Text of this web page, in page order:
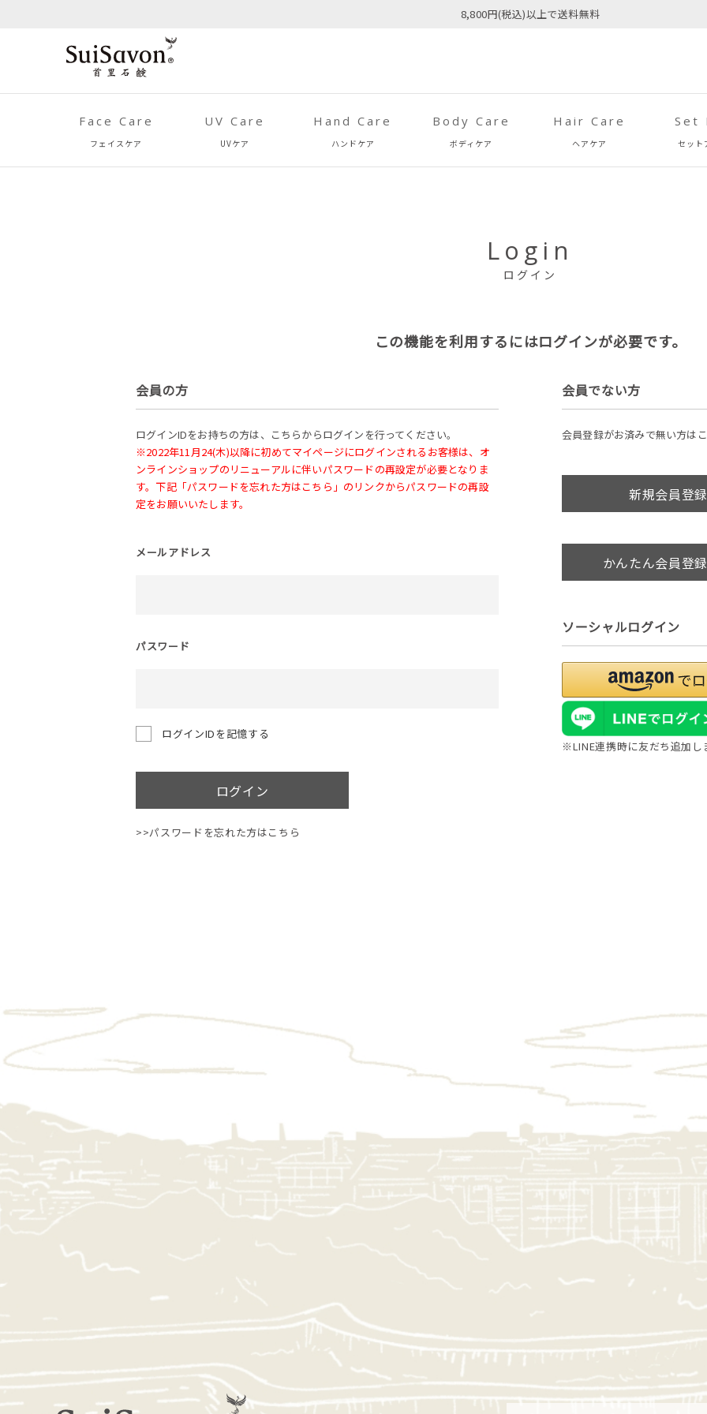
8,800円(税込)以上で送料無料
Face Care
フェイスケア
UV Care
UVケア
Hand Care
ハンドケア
Body Care
ボディケア
Hair Care
ヘアケア
Set
セット
Login
ログイン
この機能を利用するにはログインが必要です。
会員の方
ログインIDをお持ちの方は、こちらからログインを行ってください。
※2022年11月24(木)以降に初めてマイページにログインされるお客様は、オ
ンラインショップのリニューアルに伴いパスワードの再設定が必要となりま
す。下記「パスワードを忘れた方はこちら」のリンクからパスワードの再設
定をお願いいたします。
メールアドレス
パスワード
ログインIDを記憶する
ログイン
>>パスワードを忘れた方はこちら
会員でない方
会員登録がお済みで無い方は
新規会員登録
かんたん会員登
ソーシャルログイン
※LINE連携時に友だち追加し